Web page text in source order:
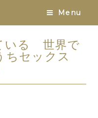
Menu
いる 世界で
ちセックス